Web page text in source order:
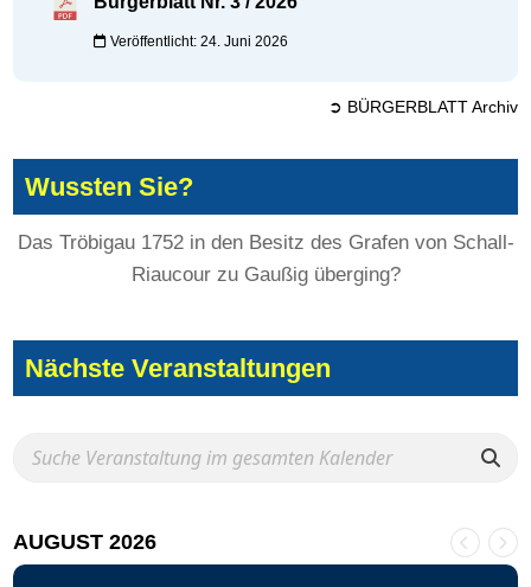
Veröffentlicht: 24. Juni 2026
➲ BÜRGERBLATT Archiv
Wussten Sie?
Das Tröbigau 1752 in den Besitz des Grafen von Schall-
Riaucour zu Gaußig überging?
Nächste Veranstaltungen
AUGUST 2026